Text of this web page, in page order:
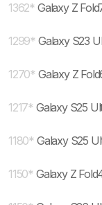
1362* Galaxy Z
1299* Galaxy S23
1270* Galaxy Z
1217* Galaxy S25
1180* Galaxy S25
1150* Galaxy Z